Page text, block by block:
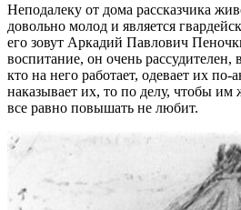
Неподалеку от дома рассказчика
довольно молод и является
его зовут Аркадий Павлович
воспитание, он очень рассудителен,
кто на него работает, одевает их по-
наказывает их, то по делу, чтобы
все равно повышать не любит.